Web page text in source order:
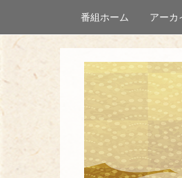
番組ホーム アーカ